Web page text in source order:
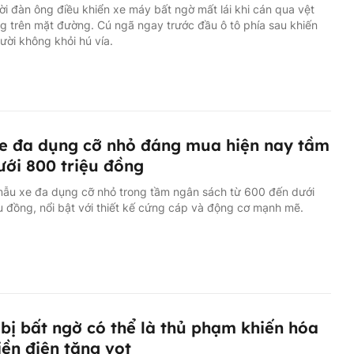
đàn ông điều khiển xe máy bất ngờ mất lái khi cán qua vệt
trên mặt đường. Cú ngã ngay trước đầu ô tô phía sau khiến
không khỏi hú vía.
đa dụng cỡ nhỏ đáng mua hiện nay tầm
800 triệu đồng
xe đa dụng cỡ nhỏ trong tầm ngân sách từ 600 đến dưới
đồng, nổi bật với thiết kế cứng cáp và động cơ mạnh mẽ.
bất ngờ có thể là thủ phạm khiến hóa
điện tăng vọt